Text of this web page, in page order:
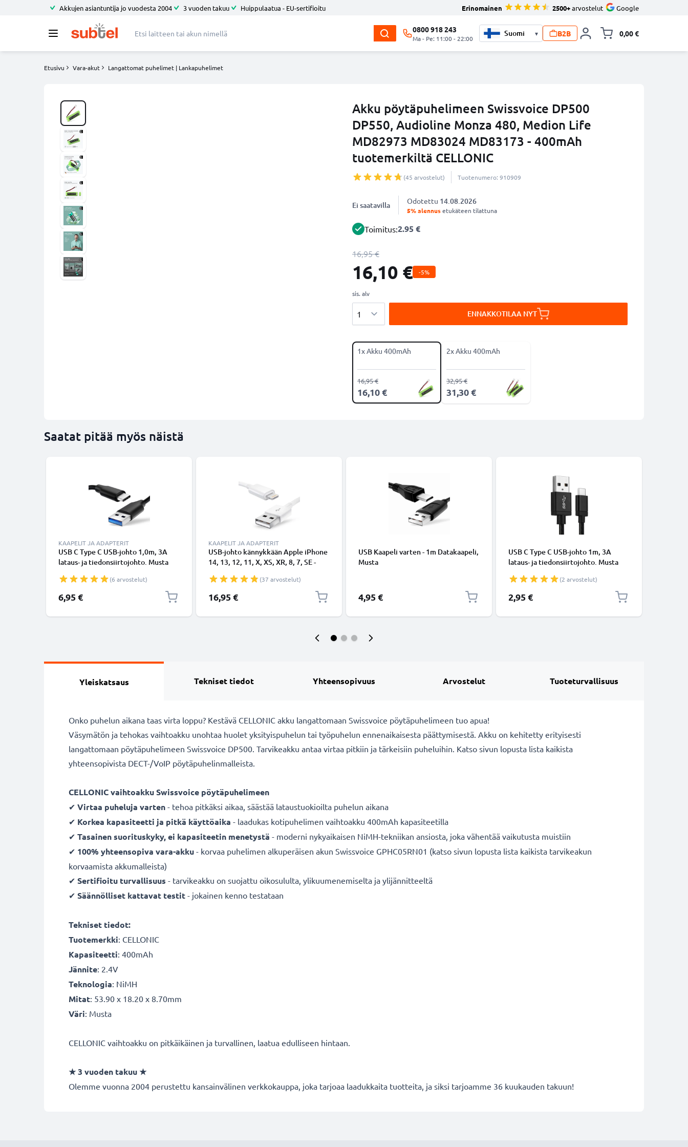
Akkujen asiantuntija jo vuodesta 2004 3 vuoden takuu Huippulaatua - EU-sertifioitu Erinomainen 2500+arvostelut Google
0800 918 243
Ma - Pe: 11:00 - 22:00
▾ B2B 0,00 €
Etusivu Vara-akut Langattomat puhelimet | Lankapuhelimet
Akku pöytäpuhelimeen Swissvoice DP500
DP550, Audioline Monza 480, Medion Life
MD82973 MD83024 MD83173 - 400mAh
tuotemerkiltä CELLONIC
(45 arvostelut) Tuotenumero: 910909
Ei saatavilla Odotettu 14.08.2026
5% alennusetukäteen tilattuna
Toimitus:2.95 €
16,95 €
16,10 € -5%
sis. alv
ENNAKKOTILAA NYT
1x Akku 400mAh
16,10 €
16,95 €
2x Akku 400mAh
31,30 €
32,95 €
Saatat pitää myös näistä
KAAPELIT JA ADAPTERIT
USB C Type C USB-johto 1,0m, 3A
lataus- ja tiedonsiirtojohto. Musta
USB-kaapeli
(6 arvostelut)
6,95 €
KAAPELIT JA ADAPTERIT
USB-johto kännykkään Apple iPhone
14, 13, 12, 11, X, XS, XR, 8, 7, SE -
Valkoinen datakaapeli(37 arvostelut)
16,95 €
USB Kaapeli varten - 1m Datakaapeli,
Musta
4,95 €
USB C Type C USB-johto 1m, 3A
lataus- ja tiedonsiirtojohto. Musta
USB-kaapeli
(2 arvostelut)
2,95 €
Yleiskatsaus Tekniset tiedot Yhteensopivuus Arvostelut Tuoteturvallisuus
Onko puhelun aikana taas virta loppu? Kestävä CELLONIC akku langattomaan Swissvoice pöytäpuhelimeen tuo apua!
Väsymätön ja tehokas vaihtoakku unohtaa huolet yksityispuhelun tai työpuhelun ennenaikaisesta päättymisestä. Akku on kehitetty erityisesti
langattomaan pöytäpuhelimeen Swissvoice DP500. Tarvikeakku antaa virtaa pitkiin ja tärkeisiin puheluihin. Katso sivun lopusta lista kaikista
yhteensopivista DECT-/VoIP pöytäpuhelinmalleista.
CELLONIC vaihtoakku Swissvoice pöytäpuhelimeen
✔ Virtaa puheluja varten - tehoa pitkäksi aikaa, säästää lataustuokioilta puhelun aikana
✔ Korkea kapasiteetti ja pitkä käyttöaika - laadukas kotipuhelimen vaihtoakku 400mAh kapasiteetilla
✔ Tasainen suorituskyky, ei kapasiteetin menetystä - moderni nykyaikaisen NiMH-tekniikan ansiosta, joka vähentää vaikutusta muistiin
✔ 100% yhteensopiva vara-akku - korvaa puhelimen alkuperäisen akun Swissvoice GPHC05RN01 (katso sivun lopusta lista kaikista tarvikeakun
korvaamista akkumalleista)
✔ Sertifioitu turvallisuus - tarvikeakku on suojattu oikosululta, ylikuumenemiselta ja ylijännitteeltä
✔ Säännölliset kattavat testit - jokainen kenno testataan
Tekniset tiedot:
Tuotemerkki: CELLONIC
Kapasiteetti: 400mAh
Jännite: 2.4V
Teknologia: NiMH
Mitat: 53.90 x 18.20 x 8.70mm
Väri: Musta
CELLONIC vaihtoakku on pitkäikäinen ja turvallinen, laatua edulliseen hintaan.
★3 vuoden takuu★
Olemme vuonna 2004 perustettu kansainvälinen verkkokauppa, joka tarjoaa laadukkaita tuotteita, ja siksi tarjoamme 36 kuukauden takuun!